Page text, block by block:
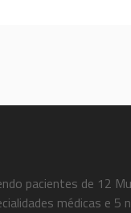
pacientes de 12
médicas e 5